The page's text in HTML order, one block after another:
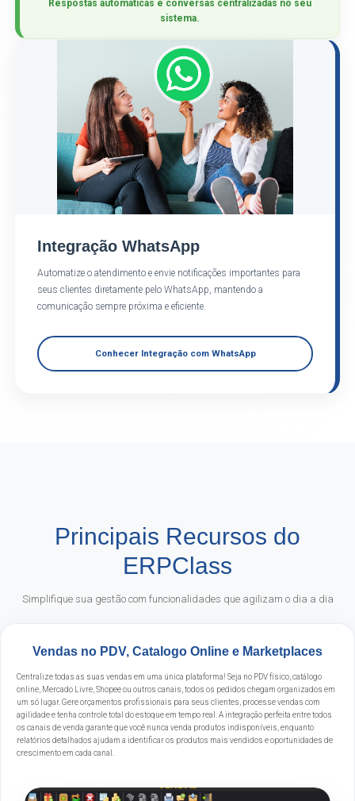
Respostas automáticas e conversas centralizadas no seu
sistema.
Integração WhatsApp
Automatize o atendimento e envie notificações importantes para
seus clientes diretamente pelo WhatsApp, mantendo a
comunicação sempre próxima e eficiente.
Conhecer Integração com WhatsApp
Principais Recursos do
ERPClass
Simplifique sua gestão com funcionalidades que agilizam o dia a dia
Vendas no PDV, Catalogo Online e Marketplaces
Centralize todas as suas vendas em uma única plataforma! Seja no PDV físico, catálogo
online, Mercado Livre, Shopee ou outros canais, todos os pedidos chegam organizados em
um só lugar. Gere orçamentos profissionais para seus clientes, processe vendas com
agilidade e tenha controle total do estoque em tempo real. A integração perfeita entre todos
os canais de venda garante que você nunca venda produtos indisponíveis, enquanto
relatórios detalhados ajudam a identificar os produtos mais vendidos e oportunidades de
crescimento em cada canal.